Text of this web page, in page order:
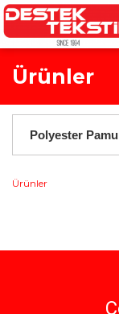
Ürünler
Ürünler